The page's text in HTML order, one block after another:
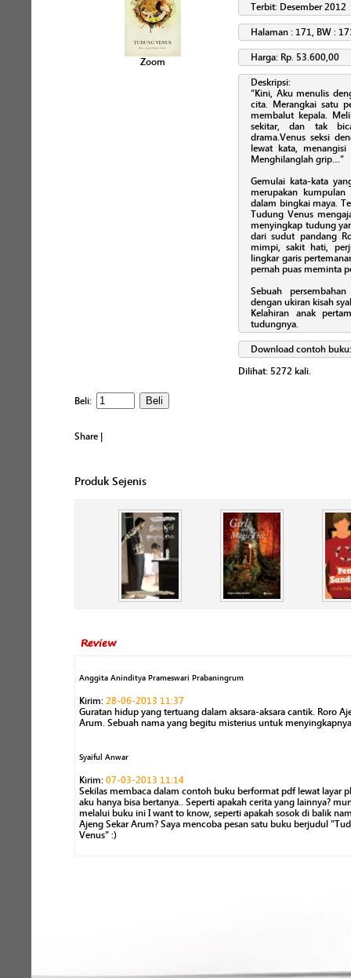
Zoom
Terbit: Desember 2012
Halaman : 171, BW :
Harga: Rp. 53.600,00
Deskripsi:
“Kini, Aku menulis
cita. Merangkai satu
membalut kepala.
sekitar, dan tak
drama.Venus seksi
lewat kata,
Menghilanglah grip…”
Gemulai kata-kata
merupakan kumpulan
dalam bingkai maya.
Tudung Venus
menyingkap tudung
dari sudut pandang
mimpi, sakit hati,
lingkar garis
pernah puas meminta
Sebuah
dengan ukiran kisah
Kelahiran anak
tudungnya.
Download contoh
Dilihat: 5272 kali.
Beli:
Share |
Produk Sejenis
Review
Anggita Aninditya Prameswari Prabaningrum
Kirim: 28-06-2013 11:37
Guratan hidup yang tertuang dalam aksara-aksara cantik. Roro
Arum. Sebuah nama yang begitu misterius untuk
Syaiful Anwar
Kirim: 07-03-2013 11:14
Sekilas membaca dalam contoh buku berformat pdf lewat layar
aku hanya bisa bertanya.. Seperti apakah cerita yang lainnya?
melalui buku ini I want to know, seperti apakah sosok di balik
Ajeng Sekar Arum? Saya mencoba pesan satu buku berjudul
Venus" :)